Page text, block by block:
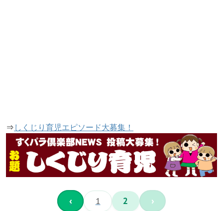
⇒ しくじり育児エピソード大募集！
‹ 1 2 ›